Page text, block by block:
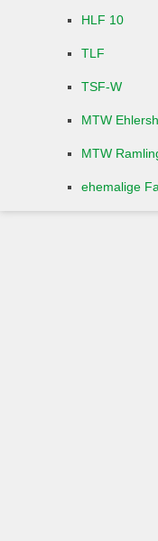
HLF 10
TLF
TSF-W
MTW
MTW
ehemalige